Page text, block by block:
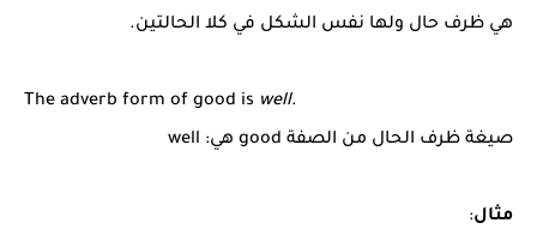
هي ظرف حال ولها نفس الشكل في كلا الحالتين.
The adverb form of good is well.
صيغة ظرف الحال من الصفة good هي: well
مثال: